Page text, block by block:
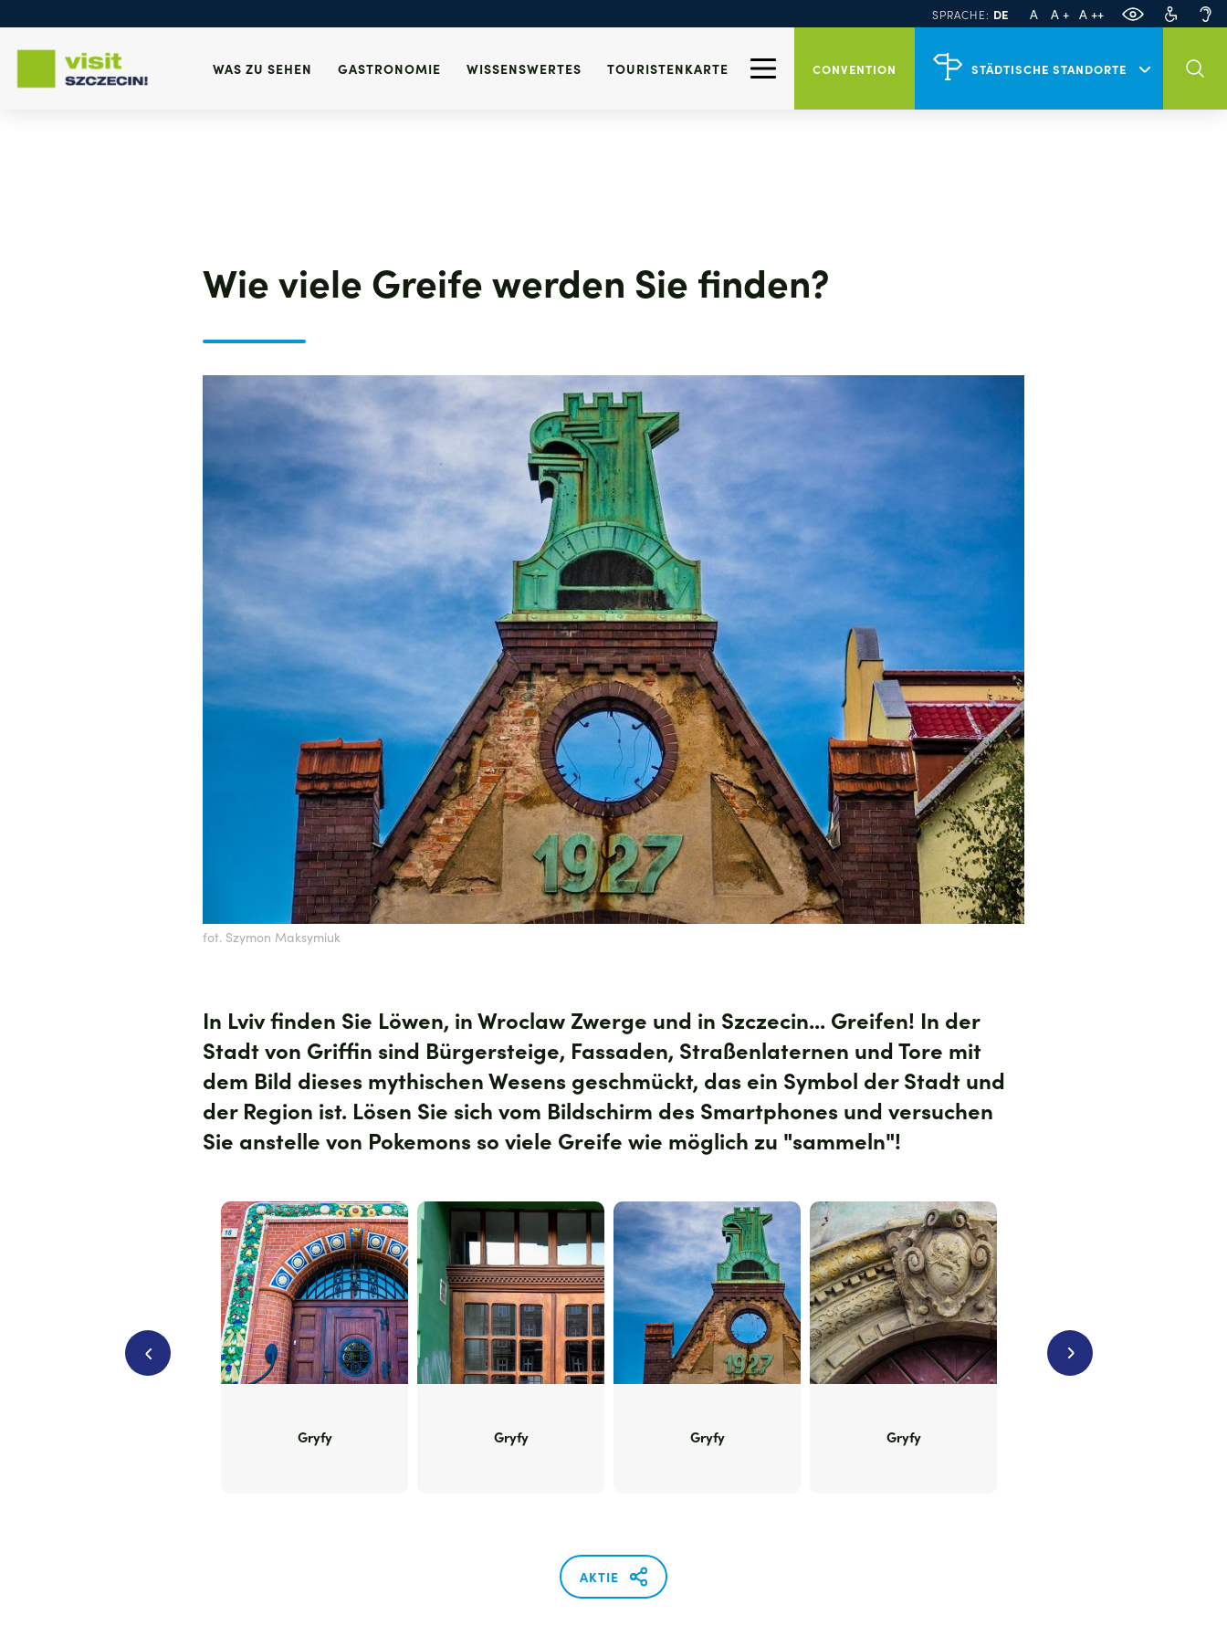
SPRACHE: DE
PL EN A A + A ++
WAS ZU SEHEN GASTRONOMIE WISSENSWERTES TOURISTENKARTE
Konsulat
Notruf
CONVENTION STÄDTISCHE STANDORTE
Veranstaltungen in Szczecin
Wie viele Greife werden Sie finden?
fot. Szymon Maksymiuk
In Lviv finden Sie Löwen, in Wroclaw Zwerge und in Szczecin... Greifen! In der
Stadt von Griffin sind Bürgersteige, Fassaden, Straßenlaternen und Tore mit
dem Bild dieses mythischen Wesens geschmückt, das ein Symbol der Stadt und
der Region ist. Lösen Sie sich vom Bildschirm des Smartphones und versuchen
Sie anstelle von Pokemons so viele Greife wie möglich zu "sammeln"!
Previous
Gryfy Gryfy Gryfy Gryfy
Next
AKTIE